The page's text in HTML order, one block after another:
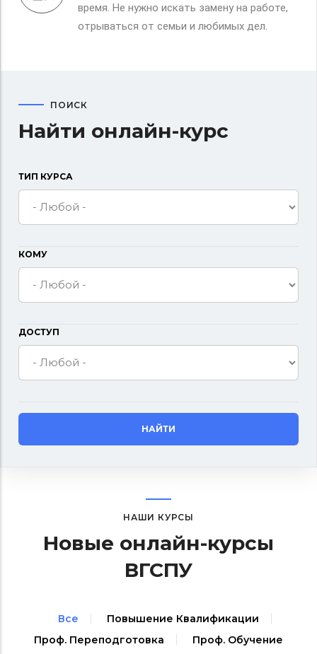
время. Не нужно искать замену на работе,
отрываться от семьи и любимых дел.
ПОИСК
Найти онлайн-курс
ТИП КУРСА
КОМУ
ДОСТУП
НАШИ КУРСЫ
Новые онлайн-курсы
ВГСПУ
Все
Повышение Квалификации
Проф. Переподготовка
Проф. Обучение